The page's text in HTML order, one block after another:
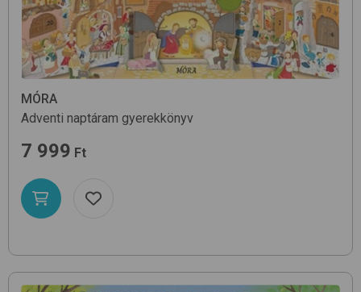
MÓRA
Adventi naptáram gyerekkönyv
7 999 Ft